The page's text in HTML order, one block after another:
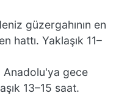
güzergahının en
hattı. Yaklaşık 11–
Anadolu'ya gece
13–15 saat.